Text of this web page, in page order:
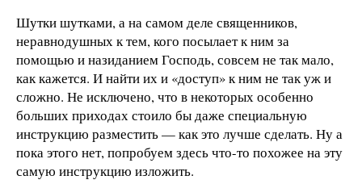
Шутки шутками, а на самом деле священников,
неравнодушных к тем, кого посылает к ним за
помощью и назиданием Господь, совсем не так мало,
как кажется. И найти их и «доступ» к ним не так уж и
сложно. Не исключено, что в некоторых особенно
больших приходах стоило бы даже специальную
инструкцию разместить — как это лучше сделать. Ну а
пока этого нет, попробуем здесь что-то похожее на эту
самую инструкцию изложить.